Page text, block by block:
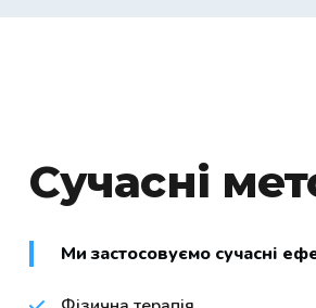
Сучасні
Ми застосовуємо сучасні